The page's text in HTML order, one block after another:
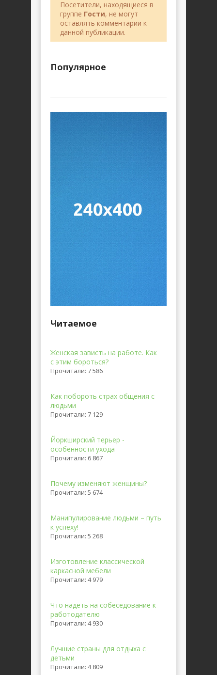
Посетители, находящиеся в
группе Гости, не могут
оставлять комментарии к
данной публикации.
Популярное
Читаемое
Женская зависть на работе. Как
с этим бороться?
Прочитали: 7 586
Как побороть страх общения с
людьми
Прочитали: 7 129
Йоркширский терьер -
особенности ухода
Прочитали: 6 867
Почему изменяют женщины?
Прочитали: 5 674
Манипулирование людьми – путь
к успеху!
Прочитали: 5 268
Изготовление классической
каркасной мебели
Прочитали: 4 979
Что надеть на собеседование к
работодателю
Прочитали: 4 930
Лучшие страны для отдыха с
детьми
Прочитали: 4 809